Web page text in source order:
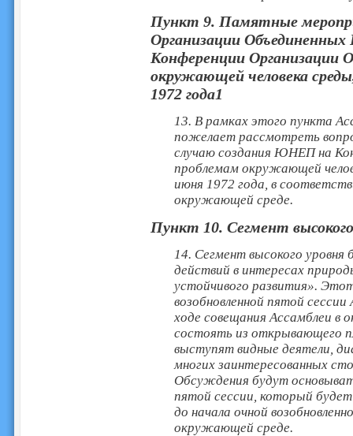
Пункт 9. Памятные
Организации
Конференции Организации
окружающей человека
1972 года1
13. В рамках этого пункта
пожелает рассмотреть
случаю создания ЮНЕП на
проблемам окружающей
июня 1972 года, в
окружающей среде.
Пункт 10. Сегмент
14. Сегмент высокого уровня
действий в интересах
устойчивого развития».
возобновленной пятой
ходе совещания Ассамблеи в
состоять из открывающего
выступят видные деятели,
многих заинтересованных
Обсуждения будут
пятой сессии, который
до начала очной
окружающей среде.